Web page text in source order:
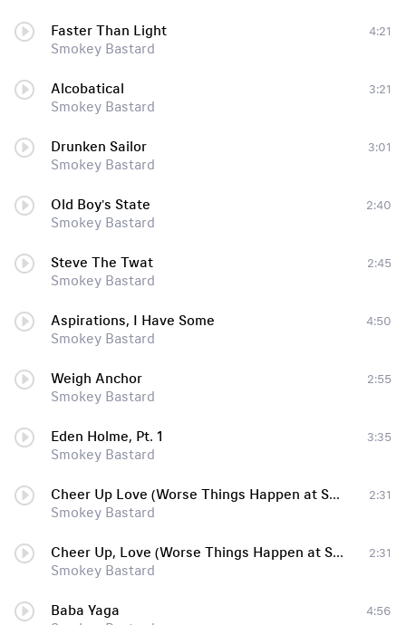
Faster Than Light
Smokey Bastard
4:21
Alcobatical
Smokey Bastard
3:21
Drunken Sailor
Smokey Bastard
3:01
Old Boy's State
Smokey Bastard
2:40
Steve The Twat
Smokey Bastard
2:45
Aspirations, I Have Some
Smokey Bastard
4:50
Weigh Anchor
Smokey Bastard
2:55
Eden Holme, Pt. 1
Smokey Bastard
3:35
Cheer Up Love (Worse Things Happen at Sea), Pt. 3
Smokey Bastard
2:31
Cheer Up, Love (Worse Things Happen at Sea) [pt. lll]
Smokey Bastard
2:31
Baba Yaga
4:56